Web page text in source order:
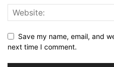
Save my name, email, and
next time I comment.